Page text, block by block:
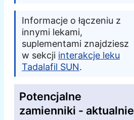
Informacje o łączeniu z
innymi lekami,
suplementami znajdziesz
w sekcji interakcje leku
Tadalafil SUN.
Potencjalne
zamienniki - aktualnie